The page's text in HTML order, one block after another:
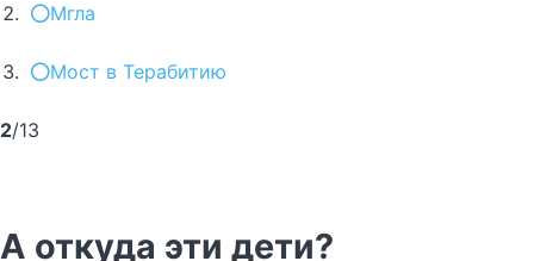
Мгла
Мост в Терабитию
2/13
А откуда эти дети?